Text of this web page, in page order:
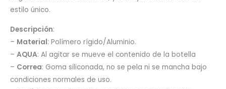
estilo único.
Descripción:
– Material: Polímero rígido/Aluminio.
– AQUA: Al agitar se mueve el contenido de la botella
– Correa: Goma siliconada, no se pela ni se mancha bajo
condiciones normales de uso.